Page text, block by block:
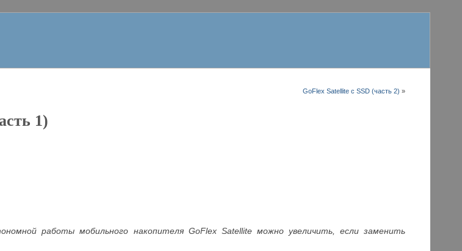
GoFlex Satellite с SSD (часть 2) »
1)
работы мобильного накопителя GoFlex Satellite можно увеличить, если заменить